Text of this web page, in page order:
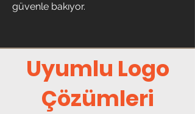
güvenle bakıyor.
Uyumlu Logo
Çözümleri